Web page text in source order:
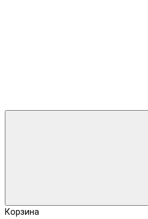
Корзина